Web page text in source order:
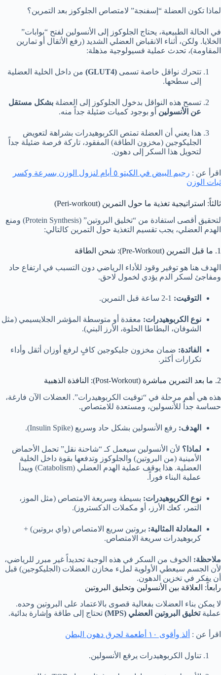
لماذا تكون العضلة “إسفنجة” لامتصاص الجلوكوز بعد التمرين؟
في الحالة الطبيعية، يحتاج الجلوكوز إلى الأنسولين لفتح “بوابات”
الخلايا. ولكن، أثناء الانقباض العضلي الشديد (رفع الأثقال أو تمارين
المقاومة)، تحدث عملية فسيولوجية مذهلة:
تتحرك نواقل خاصة تسمى (GLUT4)
من داخل الخلية العضلية
إلى سطحها.
تسمح هذه النواقل بدخول الجلوكوز إلى العضلة بشكل مستقل
عن الأنسولين أو بوجود كميات ضئيلة جداً منه.
هذا يعني أن العضلة تمتص الكربوهيدرات بشراهة لتعويض
الجليكوجين (مخزون الطاقة) المفقود، تاركة فرصة ضئيلة جداً
لتحويل هذا السكر إلى دهون.
اقرأ عن :
رجيم البيض في الكيتو ٥ أيام لنزول الوزن بسرعة وكسر
ثبات الوزن
ثالثاً: استراتيجية تغذية ما حول التمرين (Peri-workout)
لتحقيق أقصى استفادة من “تخليق البروتين” (Protein Synthesis) ومنع
الهدم العضلي، يجب تقسيم التغذية حول التمرين كالتالي:
1. ما قبل التمرين (Pre-Workout): شحن الطاقة
الهدف هنا هو توفير وقود للأداء الرياضي دون التسبب في ارتفاع حاد
ومفاجئ لسكر الدم يؤدي لخمول لاحق.
التوقيت:
نوع الكربوهيدرات: معقدة أو متوسطة المؤشر الجلايسيمي (مثل
الشوفان، البطاطا الحلوة، الأرز البني).
الفائدة: ضمان مخزون جليكوجين كافٍ لرفع أوزان أثقل وأداء
تكرارات أكثر.
2. ما بعد التمرين مباشرة (Post-Workout): النافذة الذهبية
هذه هي أهم مرحلة في “توقيت الكربوهيدرات”. العضلات الآن فارغة،
حساسة جداً للأنسولين، ومستعدة للامتصاص.
الهدف: رفع الأنسولين بشكل حاد وسريع (Insulin Spike).
لماذا؟ لأن الأنسولين سيعمل كـ “شاحنة نقل” تحمل الأحماض
الأمينية (من البروتين) والجلوكوز وتدفعها بقوة داخل الخلية
العضلية. هذا يوقف عملية الهدم العضلي (Catabolism) ويبدأ
عملية البناء فوراً.
نوع الكربوهيدرات: بسيطة وسريعة الامتصاص (مثل الموز،
التمر، كعك الأرز، أو مكملات الدكستروز).
المعادلة المثالية: بروتين سريع الامتصاص (واي بروتين) +
كربوهيدرات سريعة الامتصاص.
ملاحظة: الخوف من السكر في هذه الوجبة تحديداً غير مبرر للرياضي،
لأن الجسم سيعطي الأولوية لملء مخازن العضلات (الجليكوجين) قبل
أن يفكر في تخزين الدهون.
رابعاً: العلاقة بين الأنسولين وتخليق البروتين
لا يمكن بناء العضلات بفعالية قصوى بالاعتماد على البروتين وحده.
عمليةتخليق البروتين العضلي (MPS) تحتاج إلى طاقة وإشارة بدائية.
اقرأ عن : ألذ وأقوى ١٠ أطعمة لحرق دهون البطن
تناول الكربوهيدرات يرفع الأنسولين.